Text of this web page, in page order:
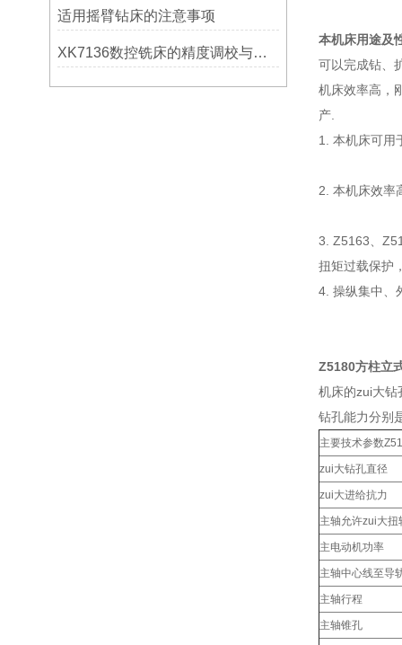
适用摇臂钻床的注意事项
XK7136数控铣床的精度调校与性能优化
本机床用途及
可以完成钻、
机床效率高，
产.
1. 本机床可
2. 本机床效
3. Z5163、
扭矩过载保
4. 操纵集中、
Z5180方柱立
机床的zui大钻
钻孔能力
主要技术参数
zui大钻孔直径
zui大进给抗力
主轴允许zui大扭
主电动机功率
主轴中心线至导
主轴行程
主轴锥孔